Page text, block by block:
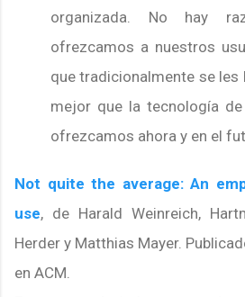
organizada. No hay
ofrezcamos a nuestros
que tradicionalmente se
mejor que la tecnología
ofrezcamos ahora y en el
Not quite the average: An
use, de Harald Weinreich,
Herder y Matthias Mayer.
en ACM.